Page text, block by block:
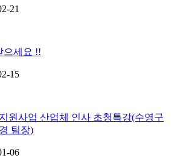
21
으세요 !!
15
원사업 산업체 인사 초청특강(수영구
팀장)
06